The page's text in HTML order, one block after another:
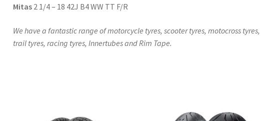
Mitas2 1/4 – 18 42J B4 WW TT F/R
We have a fantastic range of motorcycle tyres, scooter tyres, motocross tyres,
trail tyres, racing tyres, Innertubes and Rim Tape.